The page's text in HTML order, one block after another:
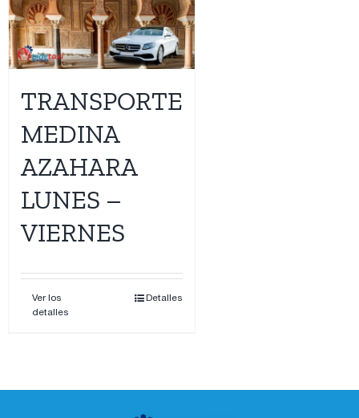
TRANSPORTE
MEDINA
AZAHARA
LUNES –
VIERNES
Ver los
detalles
Detalles